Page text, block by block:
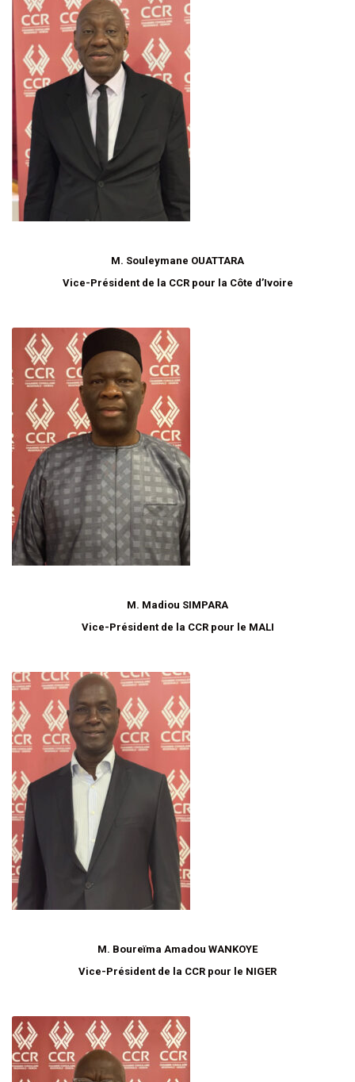
M. Souleymane OUATTARA
Vice-Président de la CCR pour la Côte d’Ivoire
M. Madiou SIMPARA
Vice-Président de la CCR pour le MALI
M. Boureïma Amadou WANKOYE
Vice-Président de la CCR pour le NIGER